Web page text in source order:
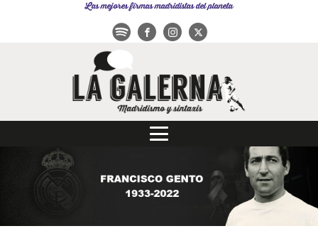
Las mejores firmas madridistas del planeta